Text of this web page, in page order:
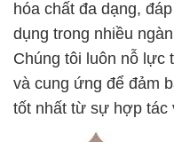
hóa chất đa dạng,
dụng trong nhiều
Chúng tôi luôn nỗ lực
và cung ứng để đảm
tốt nhất từ sự hợp tác